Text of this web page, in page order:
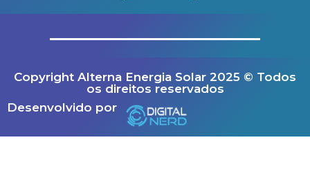
Copyright Alterna Energia Solar 2025 © Todos
os direitos reservados
Desenvolvido por